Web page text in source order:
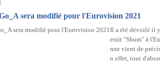
sera modifié pour l'Eurovision 2021
Il a été dévoilé il
erait "Shum" à
nne vient de
n effet, tout